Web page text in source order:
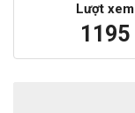
Lượt xem
1195